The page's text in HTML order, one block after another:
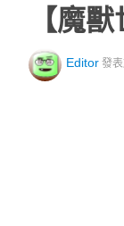
【魔
Editor 發